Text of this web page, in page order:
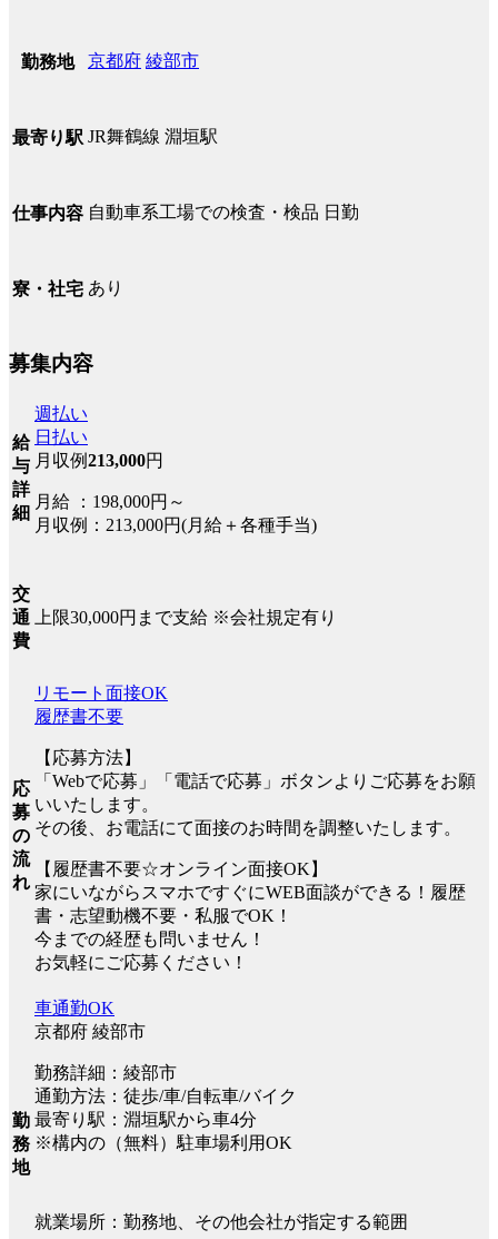
勤務地 京都府 綾部市
最寄り駅 JR舞鶴線 淵垣駅
仕事内容 自動車系工場での検査・検品 日勤
寮・社宅 あり
募集内容
給
与
詳
細
週払い
日払い
月収例213,000円
月給 ：198,000円～
月収例：213,000円(月給＋各種手当)
交
通
費
上限30,000円まで支給 ※会社規定有り
応
募
の
流
れ
リモート面接OK
履歴書不要
【応募方法】
「Webで応募」「電話で応募」ボタンよりご応募をお願
いいたします。
その後、お電話にて面接のお時間を調整いたします。
【履歴書不要☆オンライン面接OK】
家にいながらスマホですぐにWEB面談ができる！履歴
書・志望動機不要・私服でOK！
今までの経歴も問いません！
お気軽にご応募ください！
勤
務
地
車通勤OK
京都府 綾部市
勤務詳細：綾部市
通勤方法：徒歩/車/自転車/バイク
最寄り駅：淵垣駅から車4分
※構内の（無料）駐車場利用OK
就業場所：勤務地、その他会社が指定する範囲